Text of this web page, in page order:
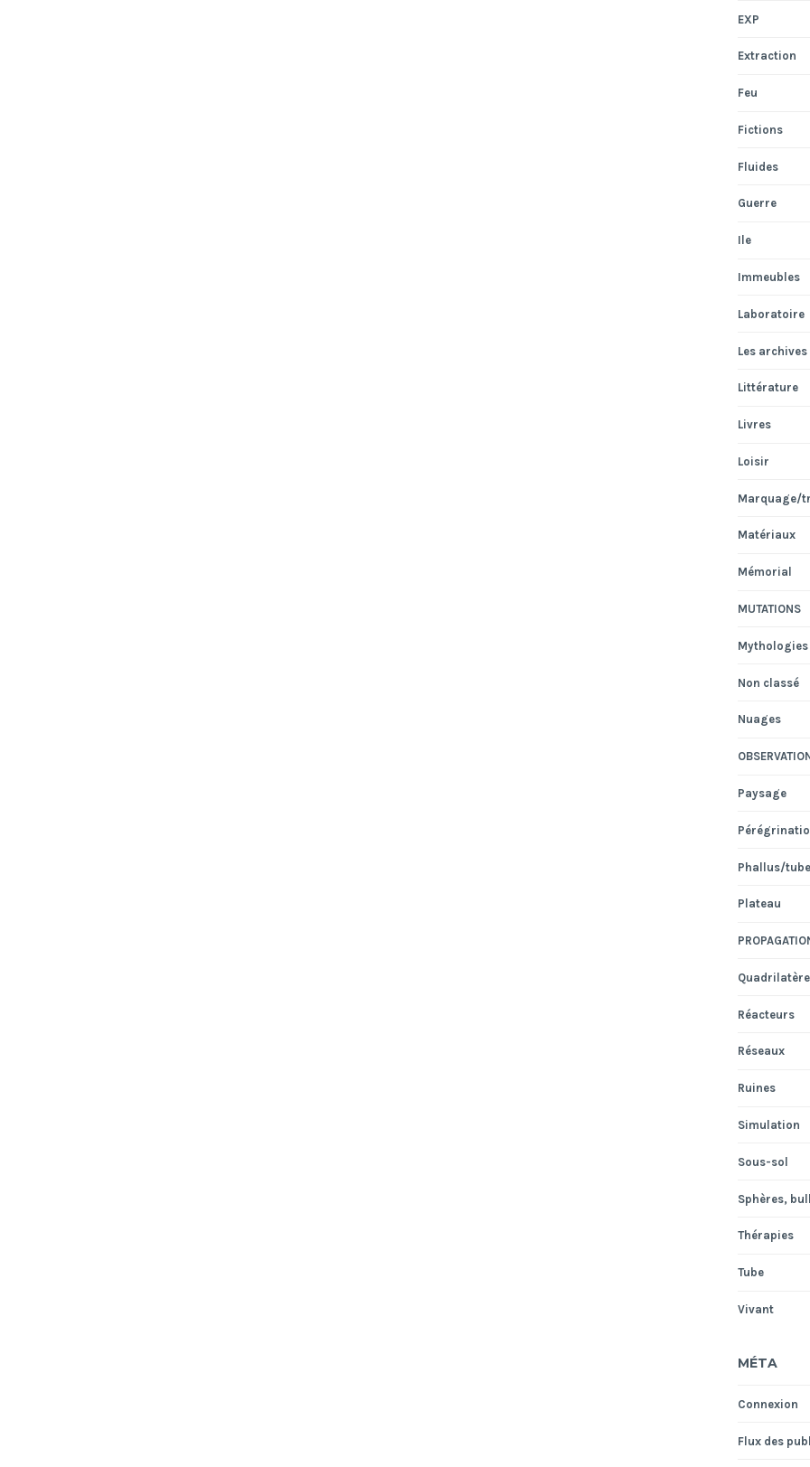
EXP
Extraction
Feu
Fictions
Fluides
Guerre
Ile
Immeubles
Laboratoire
Les archives
Littérature
Livres
Loisir
Marquage/
Matériaux
Mémorial
MUTATIONS
Mythologies
Non classé
Nuages
Paysage
Phallus/
Plateau
Réacteurs
Réseaux
Ruines
Simulation
Sous-sol
Sphères,
Thérapies
Tube
Vivant
MÉTA
Connexion
Flux des